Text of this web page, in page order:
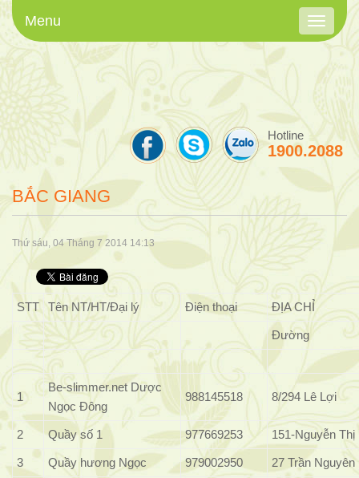
Toggle
Menu
Hotline
1900.2088
BẮC GIANG
Thứ sáu, 04 Tháng 7 2014 14:13
STT Tên NT/HT/Đại lý Điện thoại ĐỊA CHỈ
Đường
1
Be-slimmer.net Dược
Ngọc Đông
988145518 8/294 Lê Lợi
2 Quầy số 1 977669253 151-Nguyễn Thị
3 Quầy hương Ngọc 979002950 27 Trần Nguyên